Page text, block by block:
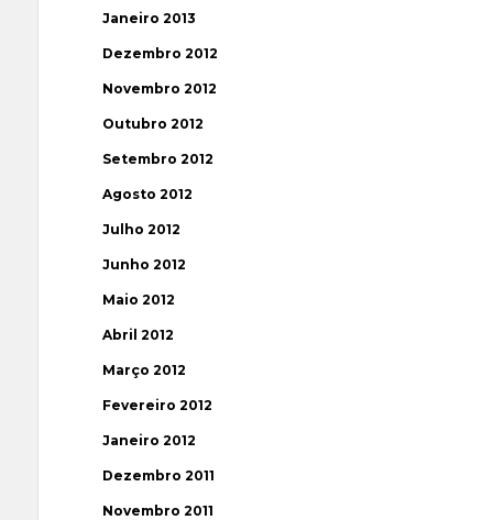
Janeiro 2013
Dezembro 2012
Novembro 2012
Outubro 2012
Setembro 2012
Agosto 2012
Julho 2012
Junho 2012
Maio 2012
Abril 2012
Março 2012
Fevereiro 2012
Janeiro 2012
Dezembro 2011
Novembro 2011